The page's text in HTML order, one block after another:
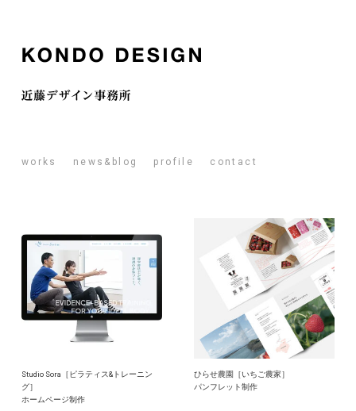
works news&blog profile contact
Studio Sora［ピラティス&トレーニン
グ］
ホームページ制作
ひらせ農園［いちご農家］
パンフレット制作